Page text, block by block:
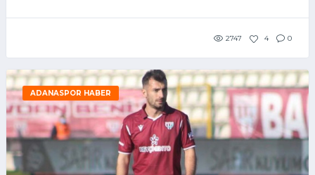
2747 4 0
ADANASPOR HABER